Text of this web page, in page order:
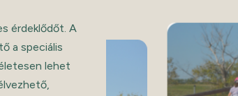
érdeklődőt. A
a speciális
lehet